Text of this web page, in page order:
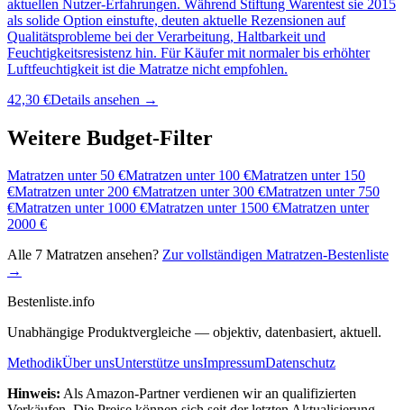
aktuellen Nutzer-Erfahrungen. Während Stiftung Warentest sie 2015
als solide Option einstufte, deuten aktuelle Rezensionen auf
Qualitätsprobleme bei der Verarbeitung, Haltbarkeit und
Feuchtigkeitsresistenz hin. Für Käufer mit normaler bis erhöhter
Luftfeuchtigkeit ist die Matratze nicht empfohlen.
42,30 €Details ansehen →
Weitere Budget-Filter
Matratzen unter 50 €Matratzen unter 100 €Matratzen unter 150
€Matratzen unter200 €Matratzen unter300 €Matratzen unter 750
€Matratzen unter 1000 €Matratzen unter 1500 €Matratzen unter
2000 €
Alle 7 Matratzen ansehen? Zur vollständigen Matratzen-Bestenliste
→
Bestenliste.info
Unabhängige Produktvergleiche — objektiv, datenbasiert, aktuell.
MethodikÜber unsUnterstütze unsImpressumDatenschutz
Hinweis: Als Amazon-Partner verdienen wir an qualifizierten